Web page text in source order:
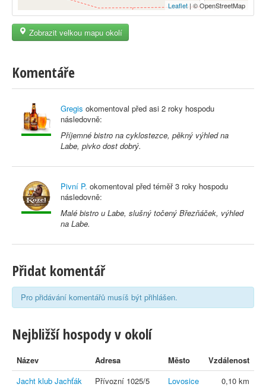
Leaflet| © OpenStreetMap
Zobrazit velkou mapu okolí
Komentáře
Gregis okomentoval před asi 2 roky hospodu
následovně:
Příjemné bistro na cyklostezce, pěkný výhled na
Labe, pivko dost dobrý.
Pivní P. okomentoval před téměř 3 roky hospodu
následovně:
Malé bistro u Labe, slušný točený Březňáček, výhled
na Labe.
Přidat komentář
Pro přidávání komentářů musíš být přihlášen.
Nejbližší hospody v okolí
Název Adresa Město
Vzdálenost
Jacht klub Jachťák
Přívozní 1025/5 Lovosice
0,10 km